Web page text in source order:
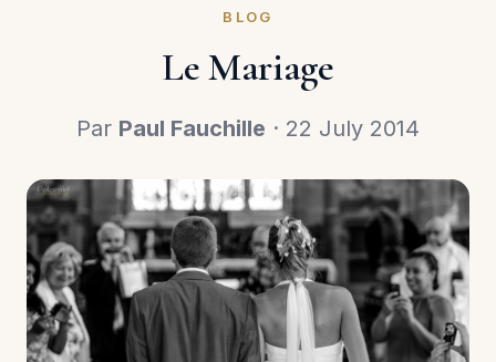
BLOG
Le Mariage
Par Paul Fauchille · 22 July 2014